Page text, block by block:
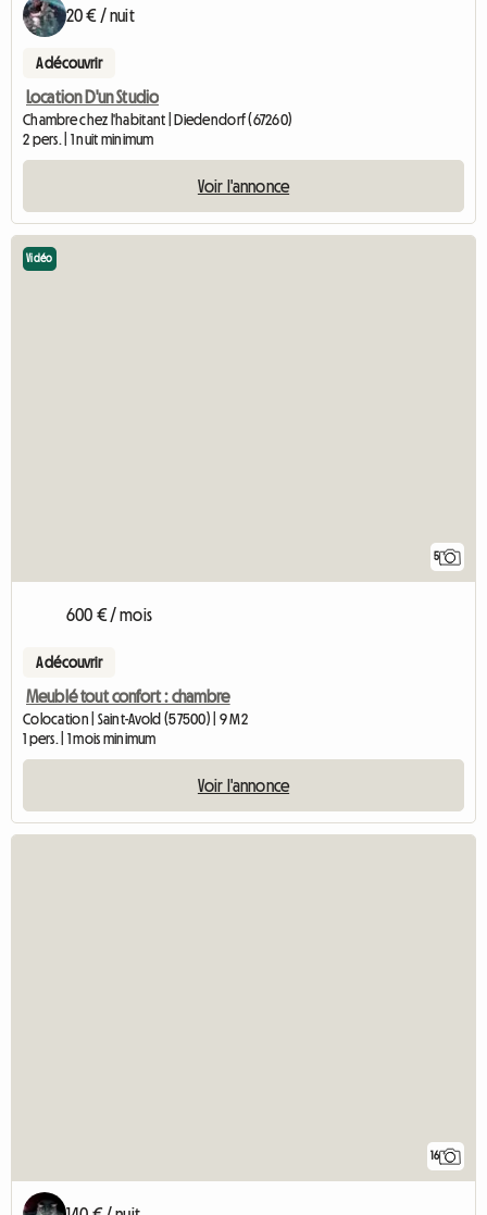
20 € / nuit
A découvrir
Location D'un Studio
Chambre chez l'habitant | Diedendorf (67260)
2 pers. | 1 nuit minimum
Voir l'annonce
5
Vidéo
600 € / mois
A découvrir
Meublé tout confort : chambre
Colocation | Saint-Avold (57500) | 9 M2
1 pers. | 1 mois minimum
Voir l'annonce
16